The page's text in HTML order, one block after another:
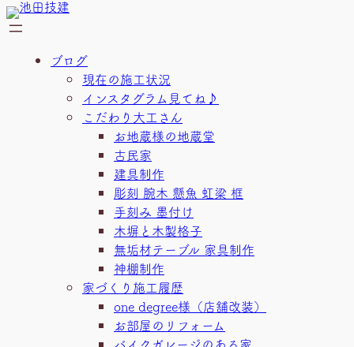
内
容
ブログ
現在の施工状況
インスタグラム見てね♪
こだわり大工さん
お地蔵様の地蔵堂
古民家
建具制作
彫刻 腕木 懸魚 虹梁 框
手刻み 墨付け
木塀と木製格子
無垢材テーブル 家具制作
神棚制作
家づくり施工履歴
one degree様（店舗改装）
お部屋のリフォーム